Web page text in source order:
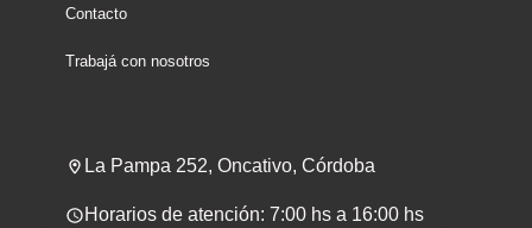
Contacto
Trabajá con nosotros
La Pampa 252, Oncativo, Córdoba
Horarios de atención: 7:00 hs a 16:00 hs